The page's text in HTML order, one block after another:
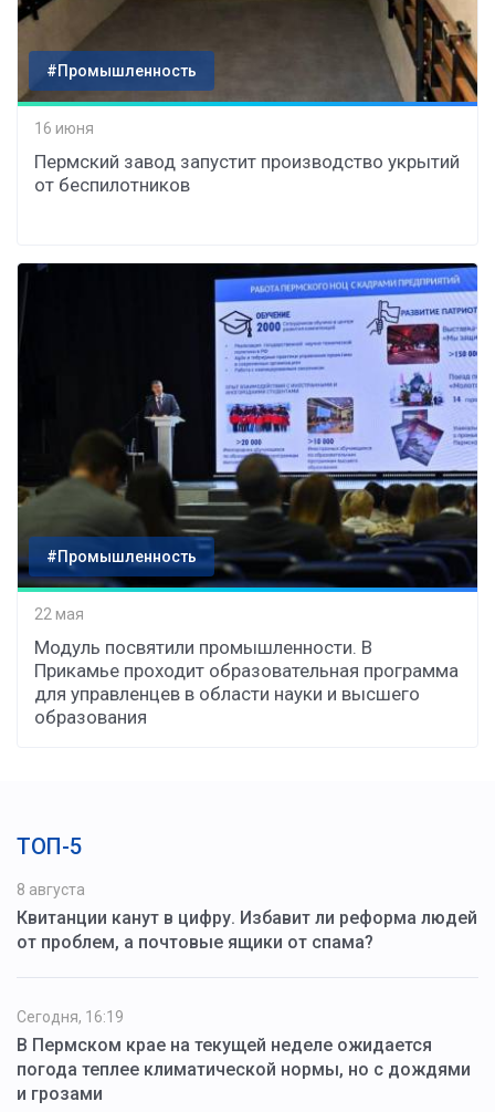
#Промышленность
16 июня
Пермский завод запустит производство укрытий
от беспилотников
#Промышленность
22 мая
Модуль посвятили промышленности. В
Прикамье проходит образовательная программа
для управленцев в области науки и высшего
образования
ТОП-5
8 августа
Квитанции канут в цифру. Избавит ли реформа людей
от проблем, а почтовые ящики от спама?
Сегодня, 16:19
В Пермском крае на текущей неделе ожидается
погода теплее климатической нормы, но с дождями
и грозами